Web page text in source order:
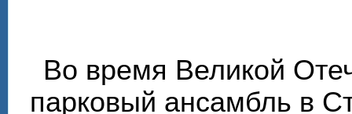
Во время Великой
парковый ансамбль в